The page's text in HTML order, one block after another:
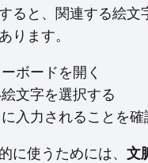
ると、関連する絵文
ります。
ボードを開く
文字を選択する
入力されることを確
に使うためには、 文